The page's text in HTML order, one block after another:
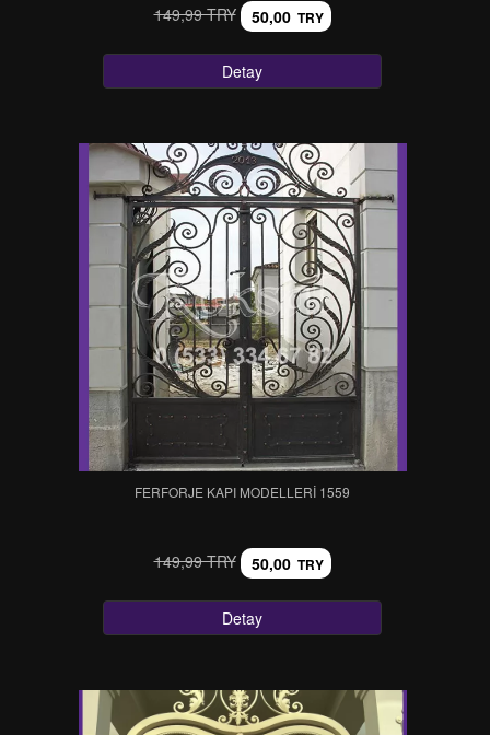
149,99 TRY 50,00 TRY
Detay
FERFORJE KAPI MODELLERI 1559
149,99 TRY 50,00 TRY
Detay